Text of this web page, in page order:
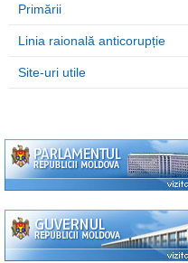
Primării
Linia raională anticorupție
Site-uri utile